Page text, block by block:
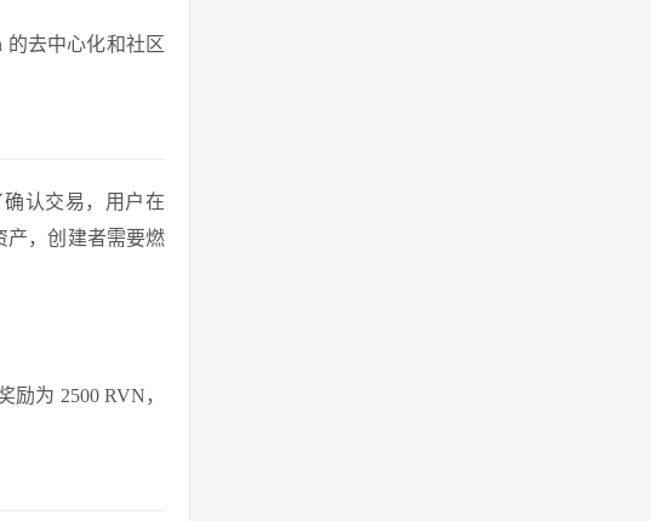
的去中心化和社区
确认交易，用户在
产，创建者需要燃
为 2500 RVN，